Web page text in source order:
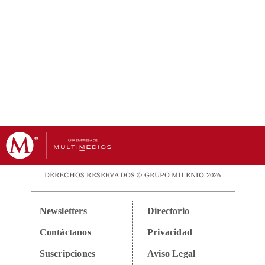
DERECHOS RESERVADOS © GRUPO MILENIO 2026
Newsletters
Contáctanos
Suscripciones
Directorio
Privacidad
Aviso Legal